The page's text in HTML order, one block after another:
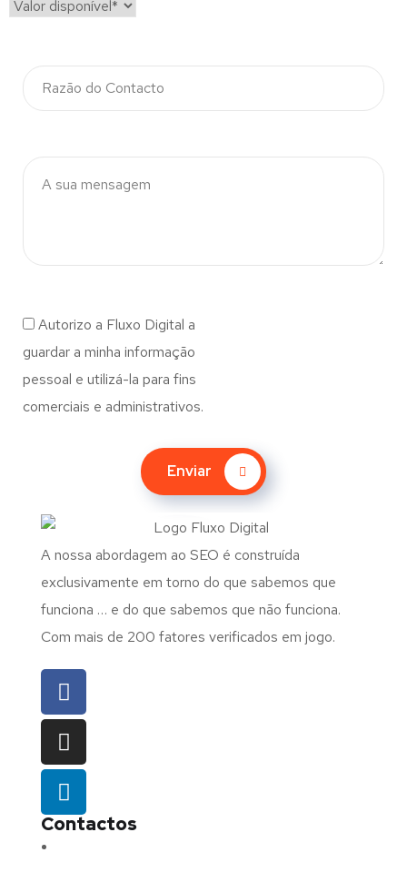
Autorizo a Fluxo Digital a
guardar a minha informação
pessoal e utilizá-la para fins
comerciais e administrativos.
Enviar
A nossa abordagem ao SEO é construída
exclusivamente em torno do que sabemos que
funciona … e do que sabemos que não funciona.
Com mais de 200 fatores verificados em jogo.
Contactos